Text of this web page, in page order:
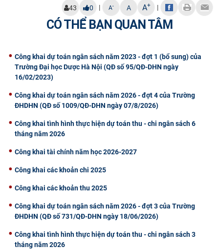
43 0 | A- A A+ |
CÓ THỂ BẠN QUAN TÂM
Công khai dự toán ngân sách năm 2023 - đợt 1 (bổ sung) của
Trường Đại học Dược Hà Nội (QĐ số 95/QĐ-DHN ngày
16/02/2023)
Công khai dự toán ngân sách năm 2026 - đợt 4 của Trường
ĐHDHN (QĐ số 1009/QĐ-DHN ngày 07/8/2026)
Công khai tình hình thực hiện dự toán thu - chi ngân sách 6
tháng năm 2026
Công khai tài chính năm học 2026-2027
Công khai các khoản chi 2025
Công khai các khoản thu 2025
Công khai dự toán ngân sách năm 2026 - đợt 3 của Trường
ĐHDHN (QĐ số 731/QĐ-DHN ngày 18/06/2026)
Công khai tình hình thực hiện dự toán thu - chi ngân sách 3
tháng năm 2026